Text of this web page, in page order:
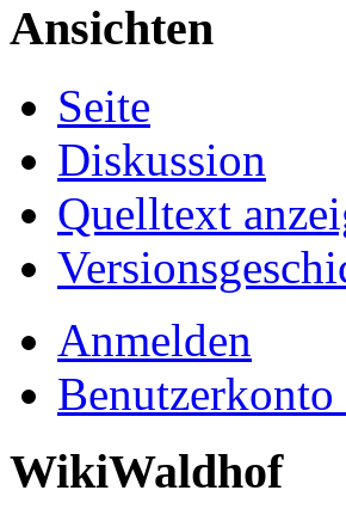
Ansichten
Seite
Diskussion
Quelltext
Anmelden
Benutzerkonto
WikiWaldhof